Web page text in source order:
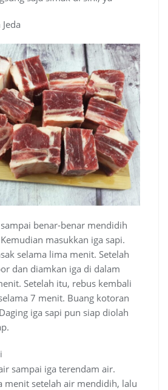
benar-benar mendidih
masukkan iga sapi.
selama lima menit. Setelah
dan diamkan iga di dalam
Setelah itu, rebus kembali
7 menit. Buang kotoran
iga sapi pun siap diolah
sampai iga terendam air.
menit setelah air mendidih, lalu